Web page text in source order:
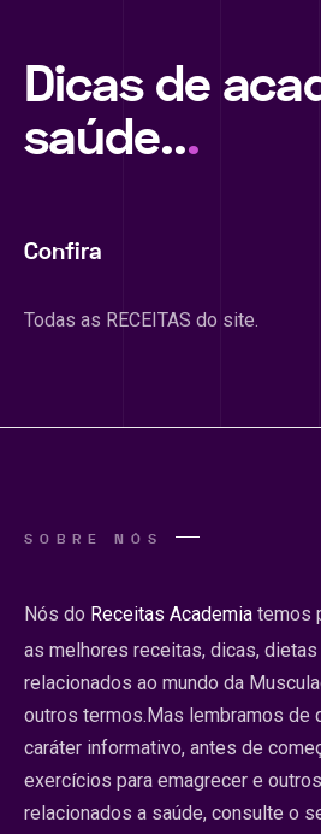
Dicas de
saúde...
Confira
Todas as RECEITAS do site.
SOBRE NÓS
Nós do Receitas Academia temos
as melhores receitas, dicas,
relacionados ao mundo da
outros termos.Mas lembramos de
caráter informativo, antes de
exercícios para emagrecer e
relacionados a saúde, consulte o